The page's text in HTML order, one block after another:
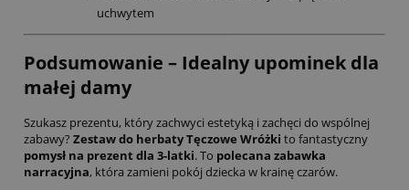
uchwytem
Podsumowanie – Idealny upominek dla
małej damy
Szukasz prezentu, który zachwyci estetyką i zachęci do wspólnej
zabawy? Zestaw do herbaty Tęczowe Wróżki to fantastyczny
pomysł na prezent dla 3-latki. To polecana zabawka
narracyjna, która zamieni pokój dziecka w krainę czarów.